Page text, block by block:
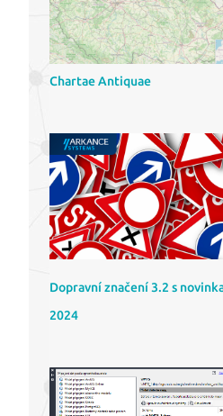
Chartae Antiquae
Dopravní značení 3.2 s
2024